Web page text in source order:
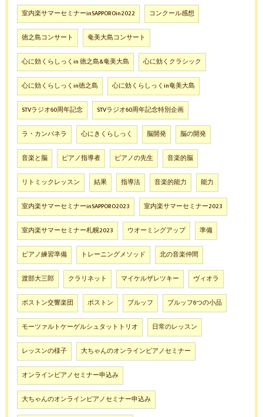
室内楽サマーセミナーinSAPPOROin2022 コンクール感想
徳之島コンサート 奄美大島コンサート
心に効くらしっくin 徳之島&奄美大島 心に効くクラシック
心に効くらしっくin徳之島 心に効くらしっくin奄美大島
STVラジオ60周年記念 STVラジオ60周年記念特別企画
ラ・カンパネラ 心にきくらしっく 脳開発 脳の開発
音楽と脳 ピアノ指導者 ピアノの先生 音楽的脳
リトミックレッスン 結果 指導法 音楽的能力 能力
室内楽サマーセミナーinSAPPORO2023 室内楽サマーセミナー2023
室内楽サマーセミナー札幌2023 ウオーミングアップ 準備
ピアノ練習準備 トレーニングメソッド 北の音楽仲間
渡部大三郎 クラリネット マイケルザレツキー ヴィオラ
ボストン交響楽団 ボストン ブルッフ ブルッフ6つの小品
モーツァルトケーゲルシュタットトリオ 日常のレッスン
レッスンの様子 大ちゃんのオンラインピアノセミナー
オンラインピアノセミナー申込み
大ちゃんのオンラインピアノセミナー申込み